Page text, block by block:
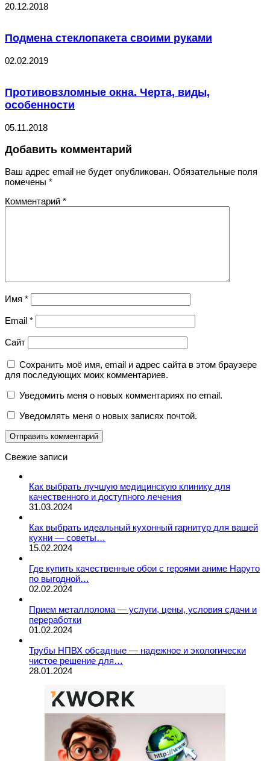
20.12.2018
Подмена стеклопакета своими руками
02.02.2019
Противовзломные окна. Черта, виды,
особенности
05.11.2018
Добавить комментарий
Ваш адрес email не будет опубликован. Обязательные поля
помечены *
Комментарий *
Имя *
Email *
Сайт
Сохранить моё имя, email и адрес сайта в этом браузере
для последующих моих комментариев.
Уведомить меня о новых комментариях по email.
Уведомлять меня о новых записях почтой.
Свежие записи
Как выбрать лучшую медицинскую клинику для
качественного и доступного лечения
31.03.2024
Как выбрать идеальный кухонный гарнитур для вашей
кухни — советы…
15.02.2024
Где купить качественные обои с героями аниме Наруто
по выгодной…
02.02.2024
Прием металлолома — услуги, цены, условия сдачи и
переработки
01.02.2024
Трубы НПВХ обсадные — надежное и экологически
чистое решение для…
28.01.2024